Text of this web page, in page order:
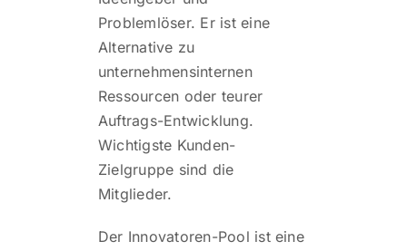
Problemlöser. Er ist eine
Alternative zu
unternehmensinternen
Ressourcen oder teurer
Auftrags-Entwicklung.
Wichtigste Kunden-
Zielgruppe sind die
Mitglieder.
Der Innovatoren-Pool ist eine